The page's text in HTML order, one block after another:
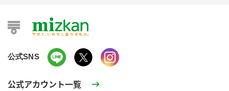
公式SNS
公式アカウント一覧